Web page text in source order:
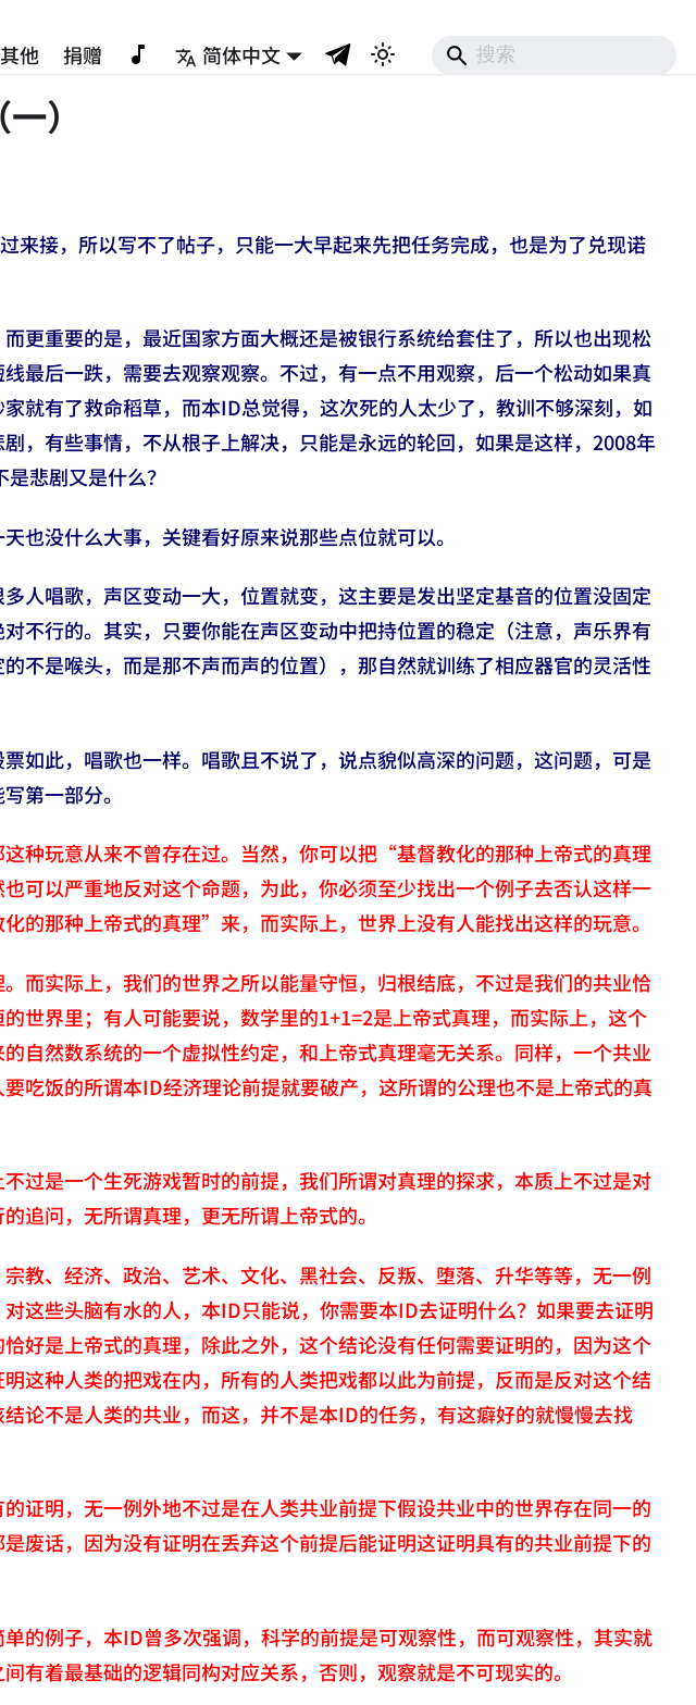
其他 捐赠
简体中文
）
来接，所以写不了帖子，只能一大早起来先把任务完成，也是为了兑现诺
更重要的是，最近国家方面大概还是被银行系统给套住了，所以也出现松
最后一跌，需要去观察观察。不过，有一点不用观察，后一个松动如果真
就有了救命稻草，而本ID总觉得，这次死的人太少了，教训不够深刻，如
，有些事情，不从根子上解决，只能是永远的轮回，如果是这样，2008年
悲剧又是什么？
也没什么大事，关键看好原来说那些点位就可以。
人唱歌，声区变动一大，位置就变，这主要是发出坚定基音的位置没固定
不行的。其实，只要你能在声区变动中把持位置的稳定（注意，声乐界有
不是喉头，而是那不声而声的位置），那自然就训练了相应器官的灵活性
如此，唱歌也一样。唱歌且不说了，说点貌似高深的问题，这问题，可是
第一部分。
种玩意从来不曾存在过。当然，你可以把“基督教化的那种上帝式的真理
可以严重地反对这个命题，为此，你必须至少找出一个例子去否认这样一
的那种上帝式的真理”来，而实际上，世界上没有人能找出这样的玩意。
而实际上，我们的世界之所以能量守恒，归根结底，不过是我们的共业恰
世界里；有人可能要说，数学里的1+1=2是上帝式真理，而实际上，这个
自然数系统的一个虚拟性约定，和上帝式真理毫无关系。同样，一个共业
吃饭的所谓本ID经济理论前提就要破产，这所谓的公理也不是上帝式的真
过是一个生死游戏暂时的前提，我们所谓对真理的探求，本质上不过是对
追问，无所谓真理，更无所谓上帝式的。
教、经济、政治、艺术、文化、黑社会、反叛、堕落、升华等等，无一例
这些头脑有水的人，本ID只能说，你需要本ID去证明什么？如果要去证明
好是上帝式的真理，除此之外，这个结论没有任何需要证明的，因为这个
这种人类的把戏在内，所有的人类把戏都以此为前提，反而是反对这个结
论不是人类的共业，而这，并不是本ID的任务，有这癖好的就慢慢去找
证明，无一例外地不过是在人类共业前提下假设共业中的世界存在同一的
废话，因为没有证明在丢弃这个前提后能证明这证明具有的共业前提下的
的例子，本ID曾多次强调，科学的前提是可观察性，而可观察性，其实就
有着最基础的逻辑同构对应关系，否则，观察就是不可现实的。